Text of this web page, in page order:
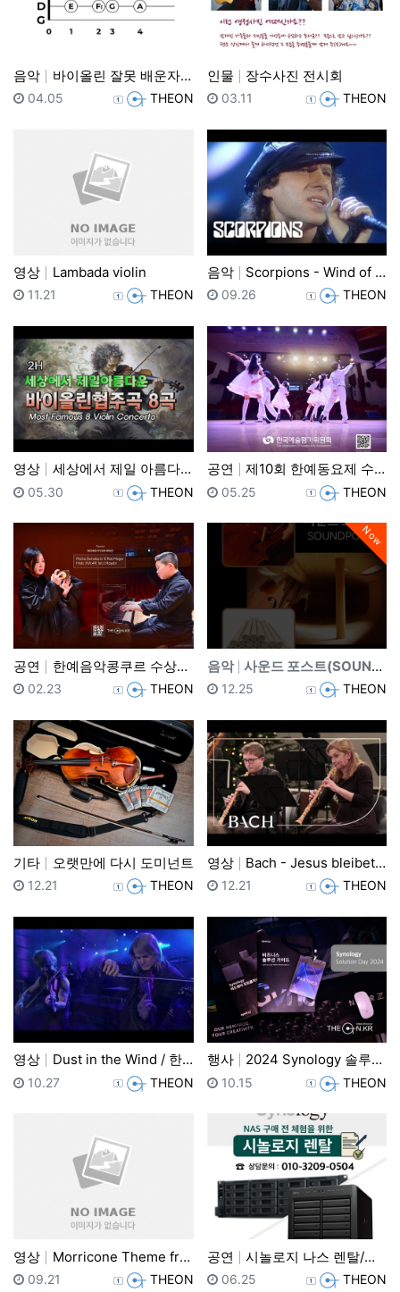
음악 바이올린 잘못 배운자세 바로잡기
등록자THEON
등록일
04.05
인물 장수사진 전시회
등록자 THEON
등록일
03.11
영상 Lambada violin
등록자THEON
등록일
11.21
음악 Scorpions - Wind of Change (Li…
등록자 THEON
등록일
09.26
영상 세상에서 제일 아름다운 바이올린협주곡 8곡
등록자THEON
등록일
05.30
공연 제10회 한예동요제 수상자연주회&시상식
등록자 THEON
등록일
05.25
공연 한예음악콩쿠르 수상자연주회 2024 하반기
등록자THEON
등록일
02.23
Now
음악 사운드 포스트(SOUND POST) 특징 및 선택하기
등록자 THEON
등록일
12.25
기타 오랫만에 다시 도미넌트
등록자THEON
등록일
12.21
영상 Bach - Jesus bleibet meine Fre…
등록자 THEON
등록일
12.21
영상 Dust in the Wind / 한글자막
등록자THEON
등록일
10.27
행사 2024 Synology 솔루션 DAY
등록자 THEON
등록일
10.15
영상 Morricone Theme from Cinema Pa…
등록자THEON
등록일
09.21
공연 시놀로지 나스 렌탈/대여/임대
등록자 THEON
등록일
06.25